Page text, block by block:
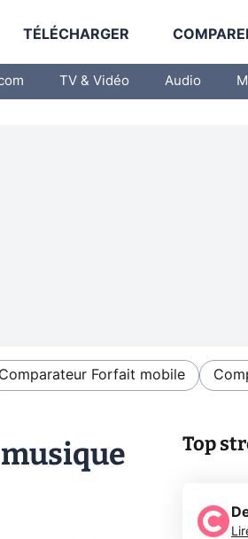
TÉLÉCHARGER
TV & Vidéo Audio
Comparateur Forfait mobile
Top